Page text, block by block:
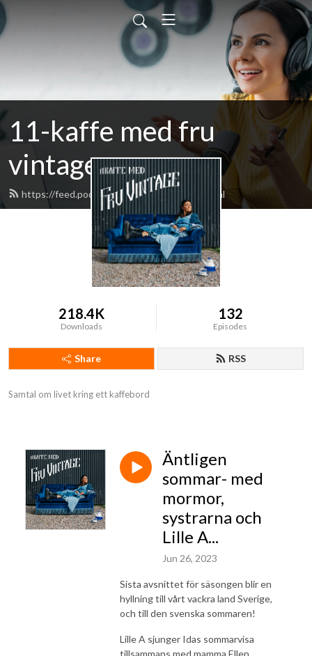
11-kaffe med fru
vintage
https://feed.podbean.com/fruvintage/feed.xml
218.4K
Downloads
132
Episodes
Share RSS
Samtal om livet kring ett kaffebord
Äntligen
sommar- med
mormor,
systrarna och
Lille A...
Jun 26, 2023
Sista avsnittet för säsongen blir en
hyllning till vårt vackra land Sverige,
och till den svenska sommaren!
Lille A sjunger Idas sommarvisa
tillsammans med mamma Ellen,